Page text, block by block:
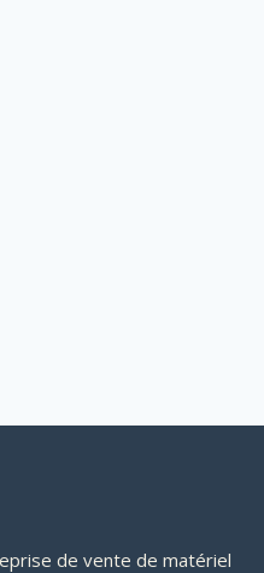
de vente de matériel